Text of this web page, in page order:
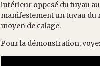
intérieur opposé du tuyau
manifestement un tuyau du
moyen de calage.
Pour la démonstration,